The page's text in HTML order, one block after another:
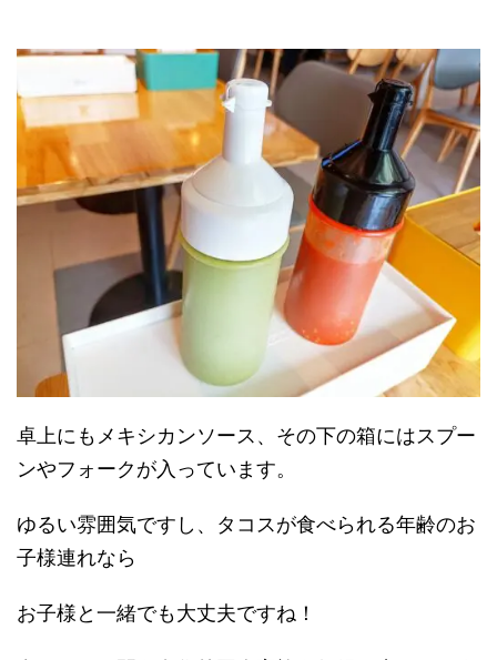
卓上にもメキシカンソース、その下の箱にはスプー
ンやフォークが入っています。
ゆるい雰囲気ですし、タコスが食べられる年齢のお
子様連れなら
お子様と一緒でも大丈夫ですね！